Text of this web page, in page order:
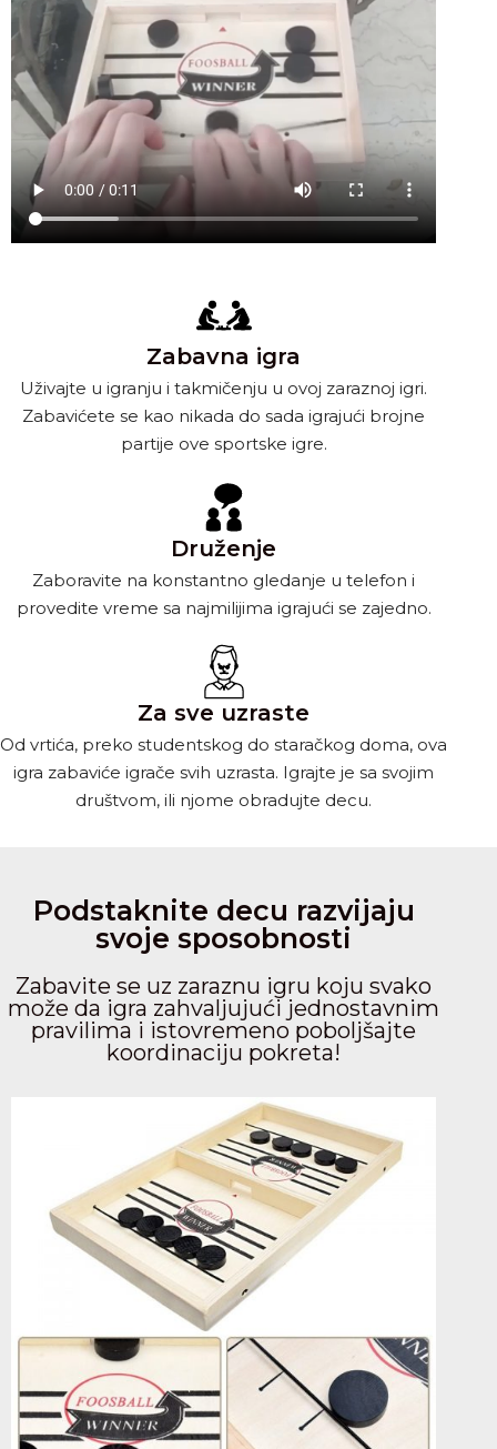
Zabavna igra
Uživajte u igranju i takmičenju u ovoj zaraznoj igri.
Zabavićete se kao nikada do sada igrajući brojne
partije ove sportske igre.
Druženje
Zaboravite na konstantno gledanje u telefon i
provedite vreme sa najmilijima igrajući se zajedno.
Za sve uzraste
Od vrtića, preko studentskog do staračkog doma, ova
igra zabaviće igrače svih uzrasta. Igrajte je sa svojim
društvom, ili njome obradujte decu.
Podstaknite decu razvijaju
svoje sposobnosti
Zabavite se uz zaraznu igru koju svako
može da igra zahvaljujući jednostavnim
pravilima i istovremeno poboljšajte
koordinaciju pokreta!